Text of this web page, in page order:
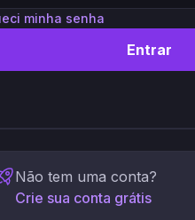
minha senha
Entrar
Não tem uma conta?
Crie sua conta grátis